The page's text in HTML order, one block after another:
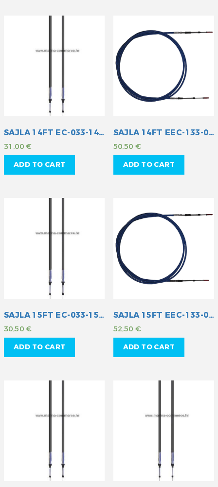
SAJLA 14FT EC-033-14 MULT
31,00€
ADD TO CART
SAJLA 14FT EEC-133-014
50,50€
ADD TO CART
SAJLA 15FT EC-033-15 MULT
30,50€
ADD TO CART
SAJLA 15FT EEC-133-015
52,50€
ADD TO CART